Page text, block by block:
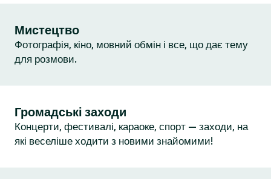
Мистецтво
Фотографія, кіно, мовний обмін і все, що дає тему
для розмови.
Громадські заходи
Концерти, фестивалі, караоке, спорт — заходи, на
які веселіше ходити з новими знайомими!